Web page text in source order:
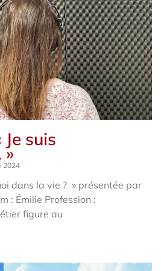
Je suis
»
2024
dans la vie ? » présentée par
: Émilie Profession :
figure au